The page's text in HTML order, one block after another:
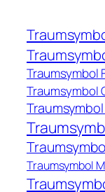
Traumsymbol
Traumsymbol
Traumsymbol